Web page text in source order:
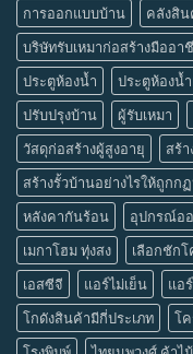
การออกแบบบ้าน
คลังสิน
บริษัทรับเหมาก่อสร้างมืออา
ประตูห้องน้ำ
ประตูห้องน้
ปรับปรุงบ้าน
ผู้รับเหมา
วัสดุก่อสร้างผู้สูงอายุ
สร้
สร้างรั้วบ้านอย่างไรให้ถูกก
หลังคากันร้อน
อุปกรณ์อ
เมกาโฮม ทุ่งสง
เลือกชักโ
เอสซีจี
แอร์ไม่เย็น แอ
โกดังสินค้ามีกี่ประเภท
โค